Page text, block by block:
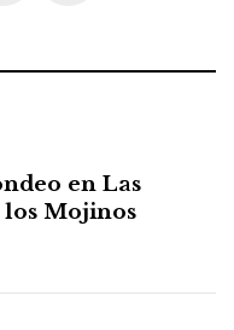
en Las
los Mojinos